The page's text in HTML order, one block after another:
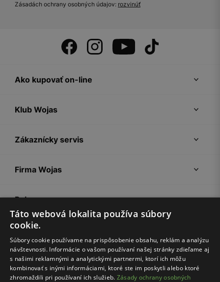
Zásadách ochrany osobných údajov: rozvinúť
Ako kupovať on-line
Klub Wojas
Zákaznícky servis
Firma Wojas
Pokyny
Táto webová lokalita používa súbory
cookie.
Súbory cookie používame na prispôsobenie obsahu, reklám a analýzu
návštevnosti. Informácie o vašom používaní našej stránky zdieľame aj
s našimi reklamnými a analytickými partnermi, ktorí ich môžu
kombinovať s inými informáciami, ktoré ste im poskytli alebo ktoré
zhromaždili pri používaní ich služieb. Zásady ochrany osobných